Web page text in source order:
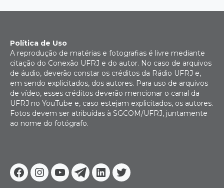
Facebook
Instagram
YoutubeTelegram
Linkedin
Twitter
Política de Uso
A reprodução de matérias e fotografias é livre mediante
citação do Conexão UFRJ e do autor. No caso de arquivos
de áudio, deverão constar os créditos da Rádio UFRJ e,
em sendo explicitados, dos autores. Para uso de arquivos
de vídeo, esses créditos deverão mencionar o canal da
UFRJ no YouTube e, caso estejam explicitados, os autores.
Fotos devem ser atribuídas à SGCOM/UFRJ, juntamente
ao nome do fotógrafo.